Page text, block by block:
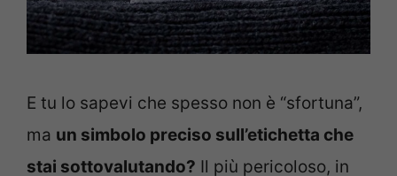
E tu lo sapevi che spesso non è “sfortuna”,
ma un simbolo preciso sull’etichetta che
stai sottovalutando? Il più pericoloso, in